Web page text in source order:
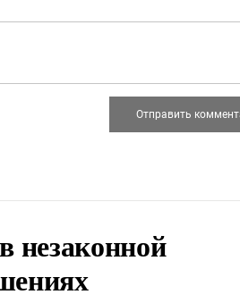
незаконной